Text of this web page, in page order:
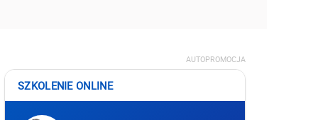
AUTOPROMOCJA
SZKOLENIE ONLINE